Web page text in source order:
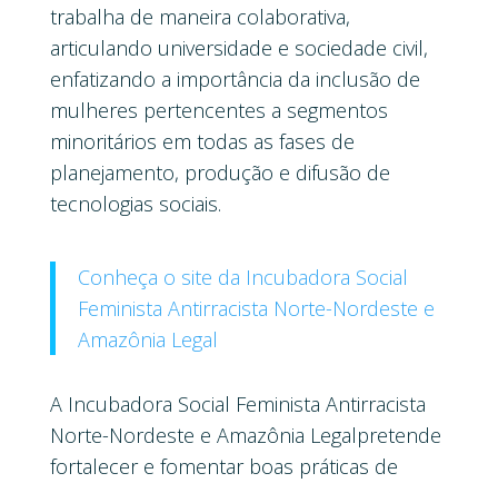
trabalha de maneira colaborativa,
articulando universidade e sociedade civil,
enfatizando a importância da inclusão de
mulheres pertencentes a segmentos
minoritários em todas as fases de
planejamento, produção e difusão de
tecnologias sociais.
Conheça o site da Incubadora Social
Feminista Antirracista Norte-Nordeste e
Amazônia Legal
A Incubadora Social Feminista Antirracista
Norte-Nordeste e Amazônia Legalpretende
fortalecer e fomentar boas práticas de